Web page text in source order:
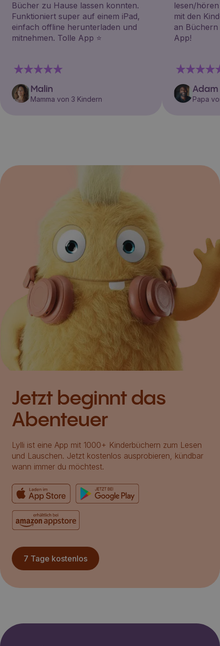
Bücher zu Hause lassen konnten.
Funktioniert super auf einem iPad,
einfach offline herunterladen und
mitnehmen. Tolle App ⭐️
Malin
Mamma von 3 Kindern
lesen/
mit den
an Büchern
App!
Adam
Papa
Jetzt beginnt das
Abenteuer
Lylli ist eine App mit 1000+ Kinderbüchern zum Lesen
und Lauschen. Jetzt kostenlos ausprobieren, kündbar
wann immer du möchtest.
7 Tage kostenlos